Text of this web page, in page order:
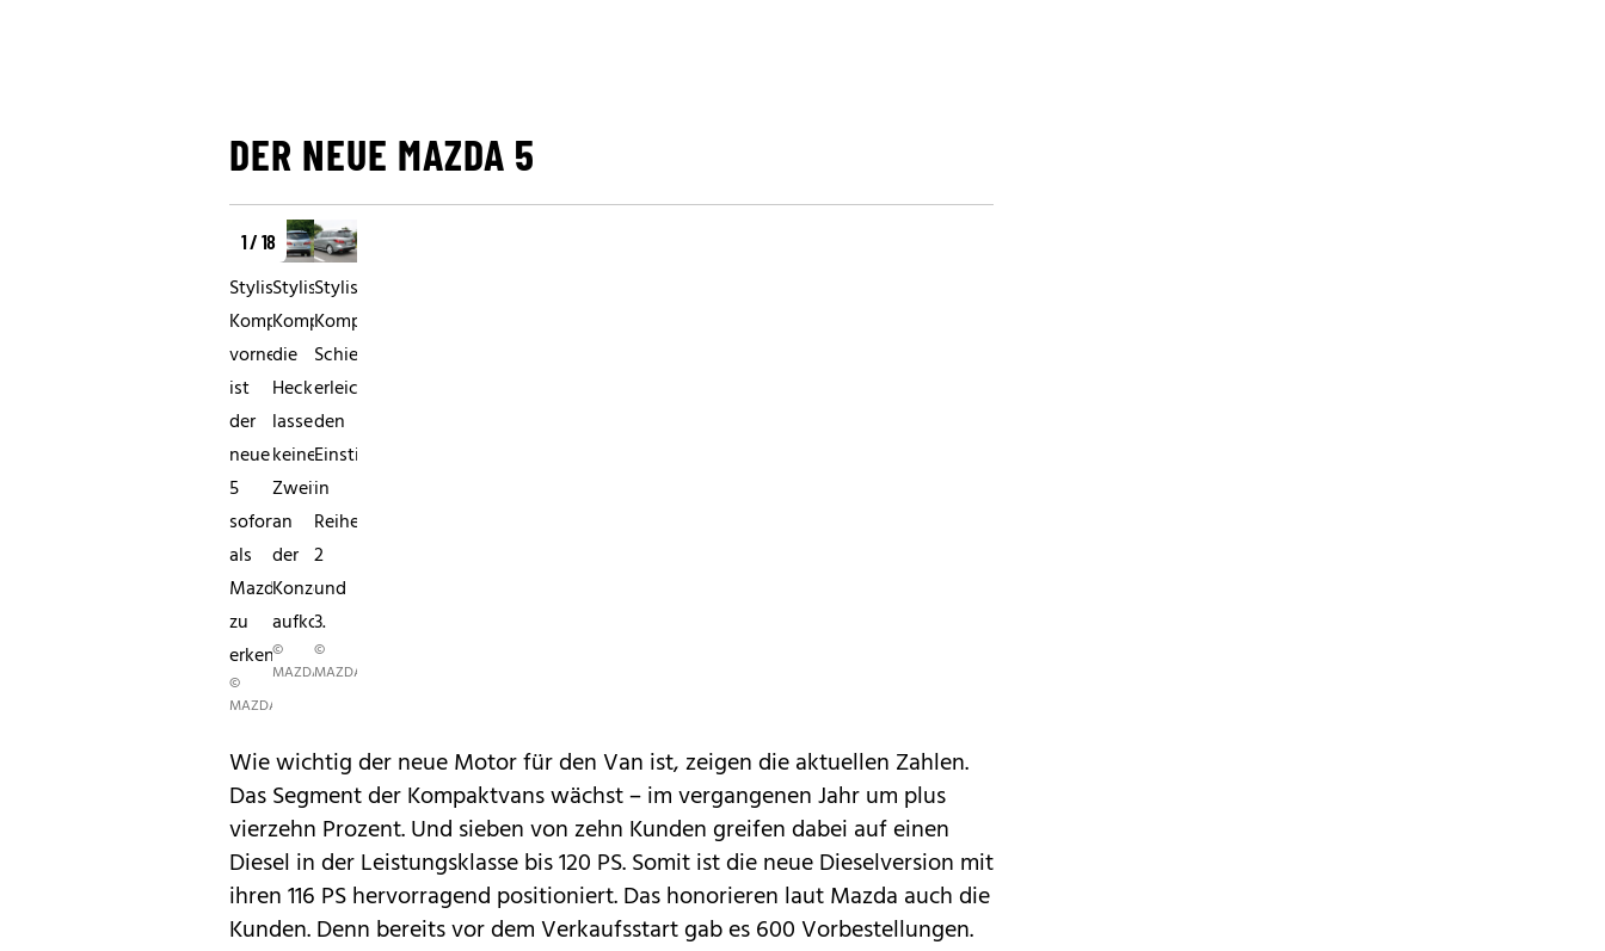
DER NEUE MAZDA 5
1 / 18
Stylischer
KompaktvanVon
vorne
ist
der
neue
5
sofort
als
Mazda
zu
erkennen.
©
MAZDA
Stylischer
KompaktvanAuch
die
Heckleuchten
lassen
keinen
Zweifel
an
der
Konzernzugehörigkeit
aufkommen.
©
MAZDA
Stylischer
KompaktvanPraktische
Schiebetüren
erleichtern
den
Einstieg
in
Reihe
2
und
3.
©
MAZDA
Wie wichtig der neue Motor für den Van ist, zeigen die aktuellen Zahlen.
Das Segment der Kompaktvans wächst – im vergangenen Jahr um plus
vierzehn Prozent. Und sieben von zehn Kunden greifen dabei auf einen
Diesel in der Leistungsklasse bis 120 PS. Somit ist die neue Dieselversion mit
ihren 116 PS hervorragend positioniert. Das honorieren lautMazda auch die
Kunden. Denn bereits vor dem Verkaufsstart gab es 600 Vorbestellungen.